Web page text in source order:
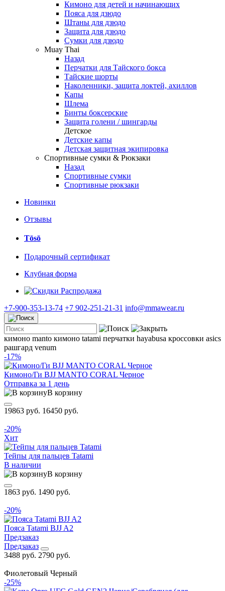
Кимоно для детей и начинающих
Пояса для дзюдо
Штаны для дзюдо
Защита для дзюдо
Сумки для дзюдо
Muay Thai
Назад
Перчатки для Тайского бокса
Тайские шорты
Наколенники, защита локтей, ахиллов
Капы
Шлема
Бинты боксерские
Защита голени / шингарды
Детское
Детские капы
Детская защитная экипировка
Спортивные сумки & Рюкзаки
Назад
Спортивные сумки
Спортивные рюкзаки
Новинки
Отзывы
Tōsō
Подарочный сертификат
Клубная форма
Распродажа
+7-900-353-13-74 +7 902-251-21-31 info@mmawear.ru
кимоно manto кимоно tatami перчатки hayabusa кроссовки asics
рашгард venum
-17%
Кимоно/Ги BJJ MANTO CORAL Черное
Отправка за 1 день
В корзину
19863 руб. 16450 руб.
-20%
Хит
Тейпы для пальцев Tatami
В наличии
В корзину
1863 руб. 1490 руб.
-20%
Пояса Tatami BJJ A2
Предзаказ
Предзаказ
3488 руб. 2790 руб.
Фиолетовый Черный
-25%